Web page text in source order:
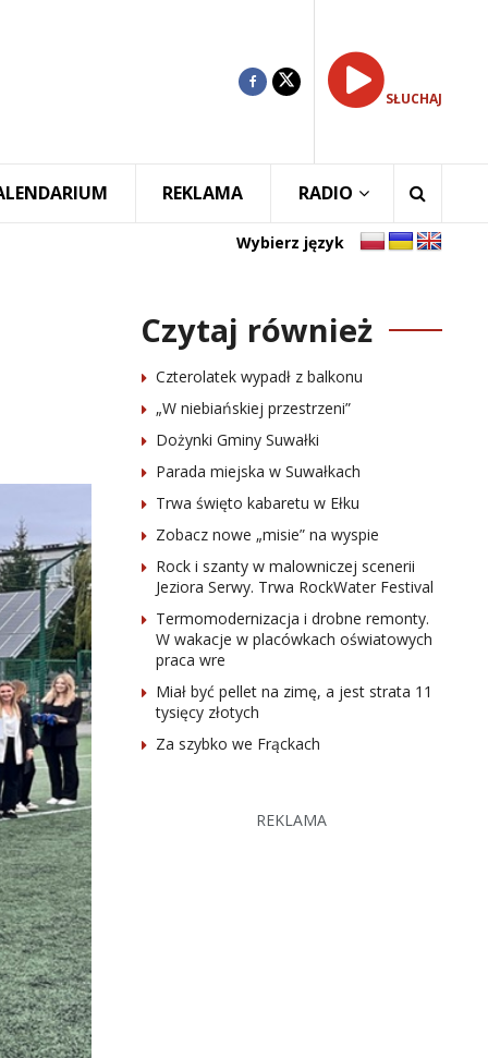
SŁUCHAJ
REKLAMA RADIO
Wybierz język
Czytaj również
Czterolatek wypadł z balkonu
„W niebiańskiej przestrzeni”
Dożynki Gminy Suwałki
Parada miejska w Suwałkach
Trwa święto kabaretu w Ełku
Zobacz nowe „misie” na wyspie
Rock i szanty w malowniczej scenerii
Jeziora Serwy. Trwa RockWater Festival
Termomodernizacja i drobne remonty.
W wakacje w placówkach oświatowych
praca wre
Miał być pellet na zimę, a jest strata 11
tysięcy złotych
Za szybko we Frąckach
REKLAMA